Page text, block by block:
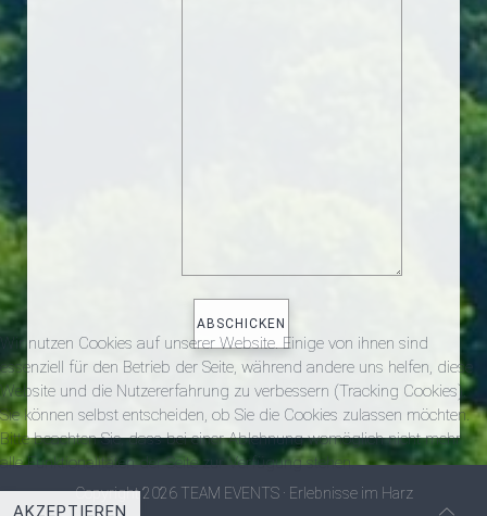
Copyright 2026 TEAM EVENTS · Erlebnisse im Harz
Wir nutzen Cookies auf unserer Website. Einige von ihnen sind
essenziell für den Betrieb der Seite, während andere uns helfen, diese
Website und die Nutzererfahrung zu verbessern (Tracking Cookies).
Sie können selbst entscheiden, ob Sie die Cookies zulassen möchten.
Bitte beachten Sie, dass bei einer Ablehnung womöglich nicht mehr
alle Funktionalitäten der Seite zur Verfügung stehen.
AKZEPTIEREN